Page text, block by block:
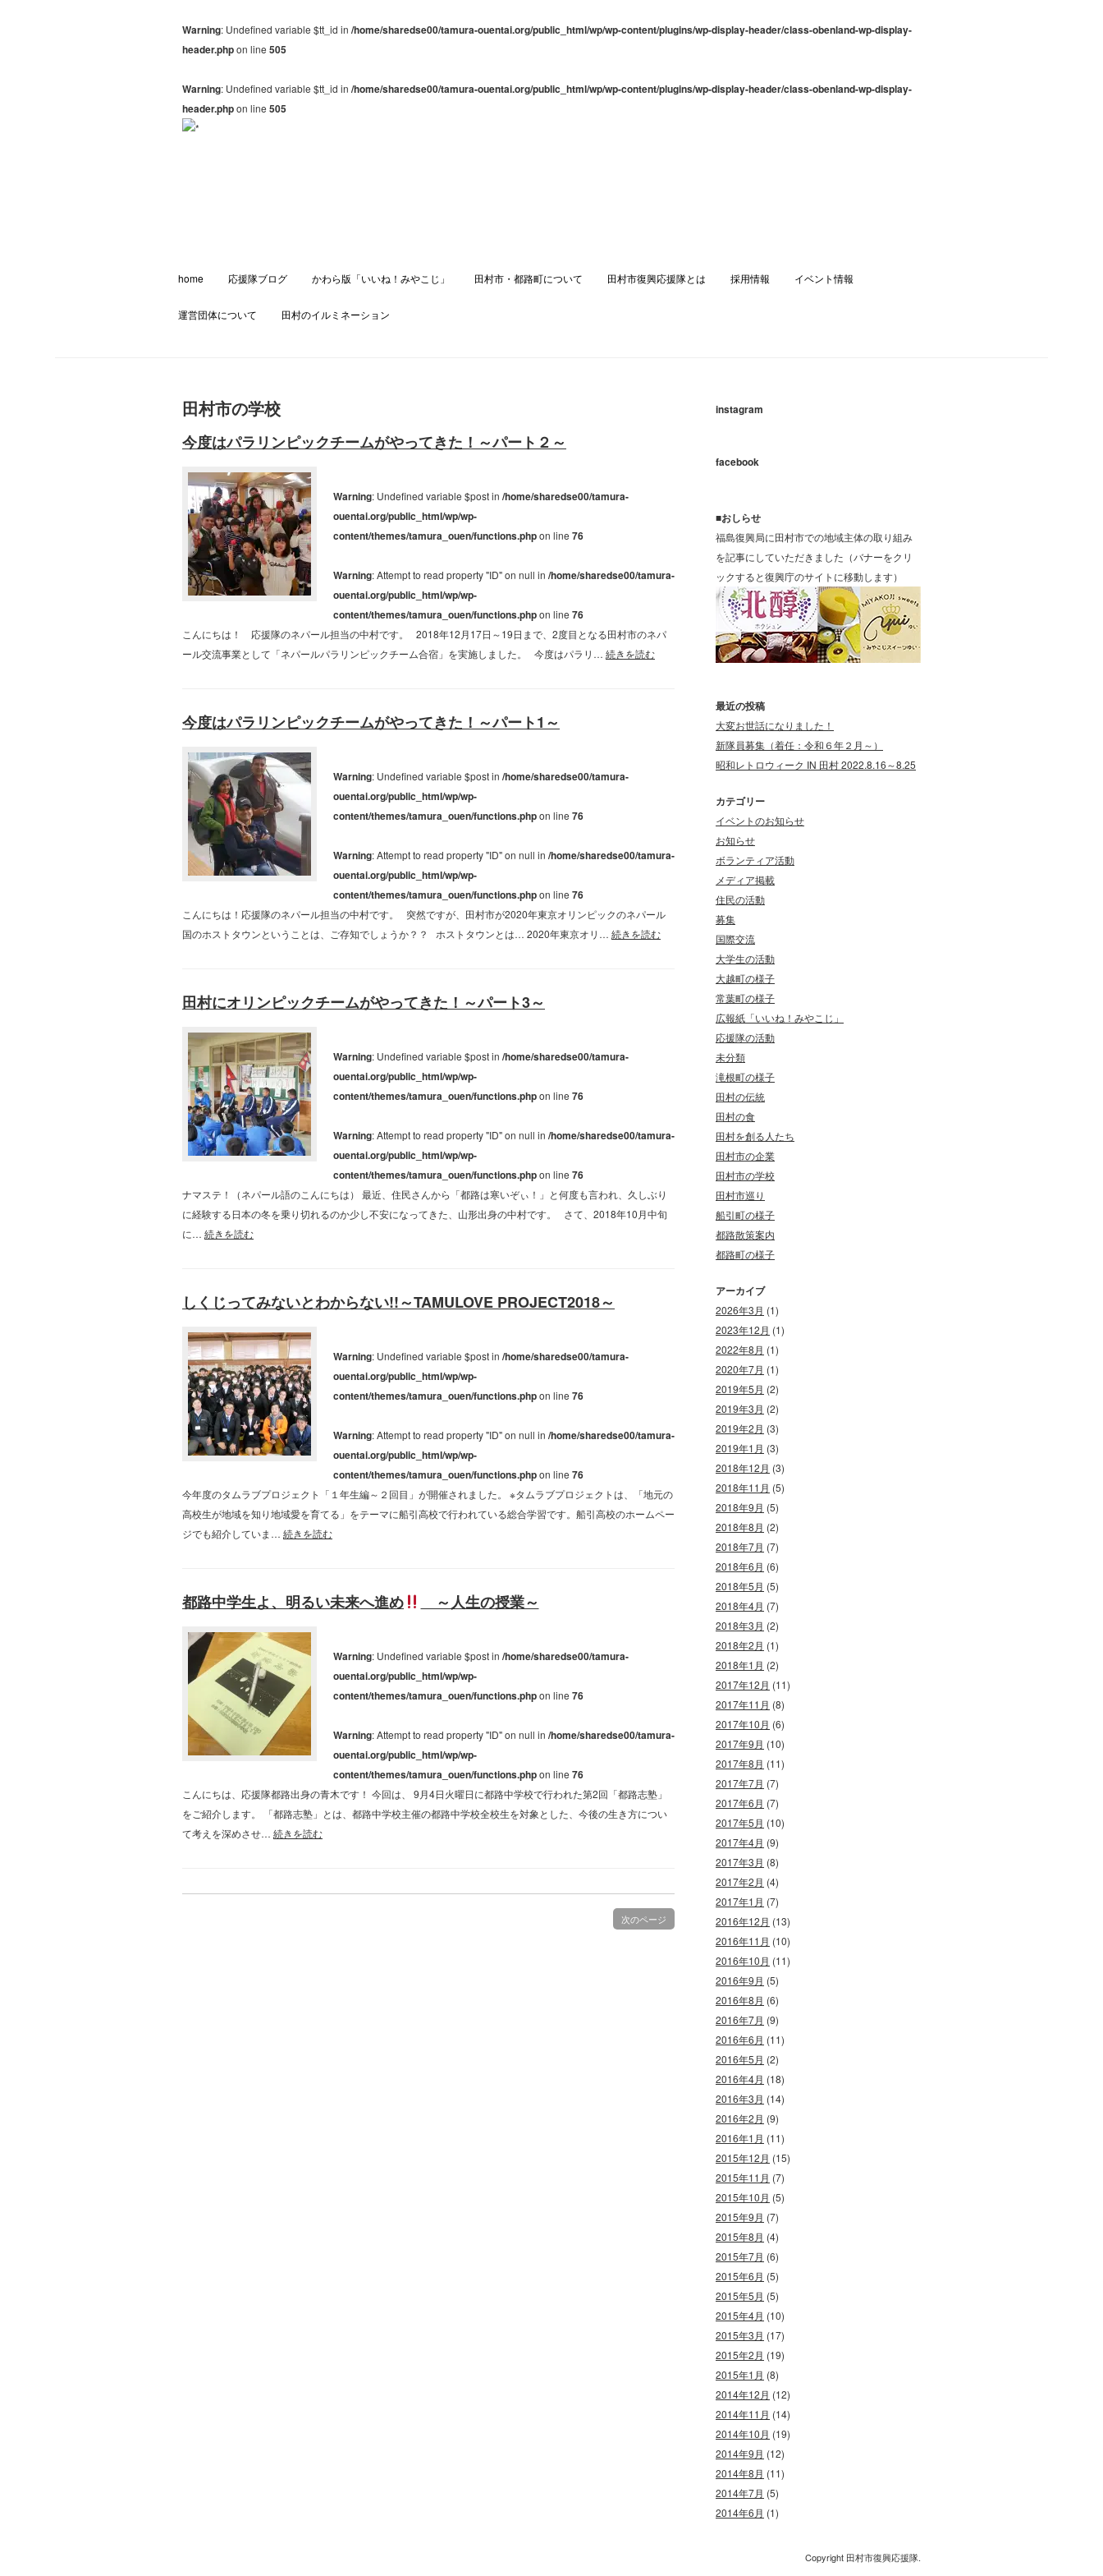
Warning: Undefined variable $tt_id in /home/sharedse00/tamura-ouentai.org/public_html/wp/wp-content/plugins/wp-display-header/class-obenland-wp-display-
header.phpon line 505
Warning: Undefined variable $tt_id in /home/sharedse00/tamura-ouentai.org/public_html/wp/wp-content/plugins/wp-display-header/class-obenland-wp-display-
header.phpon line 505
home 応援隊ブログ かわら版「いいね！みやこじ」 田村市・都路町について 田村市復興応援隊とは 採用情報 イベント情報
運営団体について 田村のイルミネーション
田村市の学校
今度はパラリンピックチームがやってきた！～パート２～
Warning: Undefined variable $post in /home/sharedse00/tamura-
ouentai.org/public_html/wp/wp-
content/themes/tamura_ouen/functions.phpon line 76
Warning: Attempt to read property "ID" on null in /home/sharedse00/tamura-
ouentai.org/public_html/wp/wp-
content/themes/tamura_ouen/functions.phpon line 76
こんにちは！ 応援隊のネパール担当の中村です。 2018年12月17日～19日まで、2度目となる田村市のネパ
ール交流事業として「ネパールパラリンピックチーム合宿」を実施しました。 今度はパラリ… 続きを読む
今度はパラリンピックチームがやってきた！～パート1～
Warning: Undefined variable $post in /home/sharedse00/tamura-
ouentai.org/public_html/wp/wp-
content/themes/tamura_ouen/functions.phpon line 76
Warning: Attempt to read property "ID" on null in /home/sharedse00/tamura-
ouentai.org/public_html/wp/wp-
content/themes/tamura_ouen/functions.phpon line 76
こんにちは！応援隊のネパール担当の中村です。 突然ですが、田村市が2020年東京オリンピックのネパール
国のホストタウンということは、ご存知でしょうか？？ ホストタウンとは… 2020年東京オリ… 続きを読む
田村にオリンピックチームがやってきた！～パート3～
Warning: Undefined variable $post in /home/sharedse00/tamura-
ouentai.org/public_html/wp/wp-
content/themes/tamura_ouen/functions.phpon line 76
Warning: Attempt to read property "ID" on null in /home/sharedse00/tamura-
ouentai.org/public_html/wp/wp-
content/themes/tamura_ouen/functions.phpon line 76
ナマステ！（ネパール語のこんにちは） 最近、住民さんから「都路は寒いぞぃ！」と何度も言われ、久しぶり
に経験する日本の冬を乗り切れるのか少し不安になってきた、山形出身の中村です。 さて、2018年10月中旬
に… 続きを読む
しくじってみないとわからない!!～TAMULOVE PROJECT2018～
Warning: Undefined variable $post in /home/sharedse00/tamura-
ouentai.org/public_html/wp/wp-
content/themes/tamura_ouen/functions.phpon line 76
Warning: Attempt to read property "ID" on null in /home/sharedse00/tamura-
ouentai.org/public_html/wp/wp-
content/themes/tamura_ouen/functions.phpon line 76
今年度のタムラブプロジェクト「１年生編～２回目」が開催されました。 ※タムラブプロジェクトは、「地元の
高校生が地域を知り地域愛を育てる」をテーマに船引高校で行われている総合学習です。船引高校のホームペー
ジでも紹介していま… 続きを読む
都路中学生よ、明るい未来へ進め ～人生の授業～
Warning: Undefined variable $post in /home/sharedse00/tamura-
ouentai.org/public_html/wp/wp-
content/themes/tamura_ouen/functions.phpon line 76
Warning: Attempt to read property "ID" on null in /home/sharedse00/tamura-
ouentai.org/public_html/wp/wp-
content/themes/tamura_ouen/functions.phpon line 76
こんにちは、応援隊都路出身の青木です！ 今回は、 9月4日火曜日に都路中学校で行われた第2回「都路志塾」
をご紹介します。 「都路志塾」とは、都路中学校主催の都路中学校全校生を対象とした、今後の生き方につい
て考えを深めさせ… 続きを読む
次のページ
instagram
facebook
■おしらせ
福島復興局に田村市での地域主体の取り組み
を記事にしていただきました（バナーをクリ
ックすると復興庁のサイトに移動します）
最近の投稿
大変お世話になりました！
新隊員募集（着任：令和６年２月～）
昭和レトロウィーク IN 田村 2022.8.16～8.25
カテゴリー
イベントのお知らせ
お知らせ
ボランティア活動
メディア掲載
住民の活動
募集
国際交流
大学生の活動
大越町の様子
常葉町の様子
広報紙「いいね！みやこじ」
応援隊の活動
未分類
滝根町の様子
田村の伝統
田村の食
田村を創る人たち
田村市の企業
田村市の学校
田村市巡り
船引町の様子
都路散策案内
都路町の様子
アーカイブ
2026年3月 (1)
2023年12月 (1)
2022年8月 (1)
2020年7月 (1)
2019年5月 (2)
2019年3月 (2)
2019年2月 (3)
2019年1月 (3)
2018年12月 (3)
2018年11月 (5)
2018年9月 (5)
2018年8月 (2)
2018年7月 (7)
2018年6月 (6)
2018年5月 (5)
2018年4月 (7)
2018年3月 (2)
2018年2月 (1)
2018年1月 (2)
2017年12月 (11)
2017年11月 (8)
2017年10月 (6)
2017年9月 (10)
2017年8月 (11)
2017年7月 (7)
2017年6月 (7)
2017年5月 (10)
2017年4月 (9)
2017年3月 (8)
2017年2月 (4)
2017年1月 (7)
2016年12月 (13)
2016年11月 (10)
2016年10月 (11)
2016年9月 (5)
2016年8月 (6)
2016年7月 (9)
2016年6月 (11)
2016年5月 (2)
2016年4月 (18)
2016年3月 (14)
2016年2月 (9)
2016年1月 (11)
2015年12月 (15)
2015年11月 (7)
2015年10月 (5)
2015年9月 (7)
2015年8月 (4)
2015年7月 (6)
2015年6月 (5)
2015年5月 (5)
2015年4月 (10)
2015年3月 (17)
2015年2月 (19)
2015年1月 (8)
2014年12月 (12)
2014年11月 (14)
2014年10月 (19)
2014年9月 (12)
2014年8月 (11)
2014年7月 (5)
2014年6月 (1)
Copyright 田村市復興応援隊.